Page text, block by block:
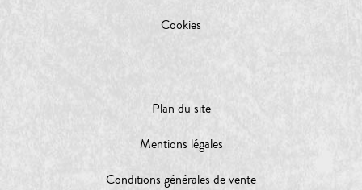
Cookies
Plan du site
Mentions légales
Conditions générales de vente